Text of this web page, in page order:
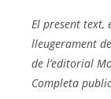
El present text,
lleugerament
de l’editorial
Completa